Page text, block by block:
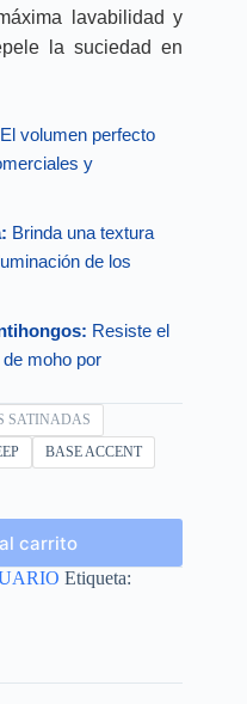
lavabilidad y
la suciedad en
El volumen perfecto
y
Brinda una textura
de los
Resiste el
moho por
SATINADAS
BASE ACCENT
carrito
Etiqueta: